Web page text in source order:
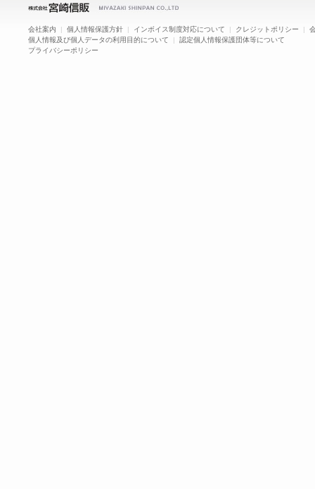
会社案内 | 個人情報保護方針 | インボイス制度対応について | クレジットポリシー |
個人情報及び個人データの利用目的について | 認定個人情報保護団体等について
プライバシーポリシー